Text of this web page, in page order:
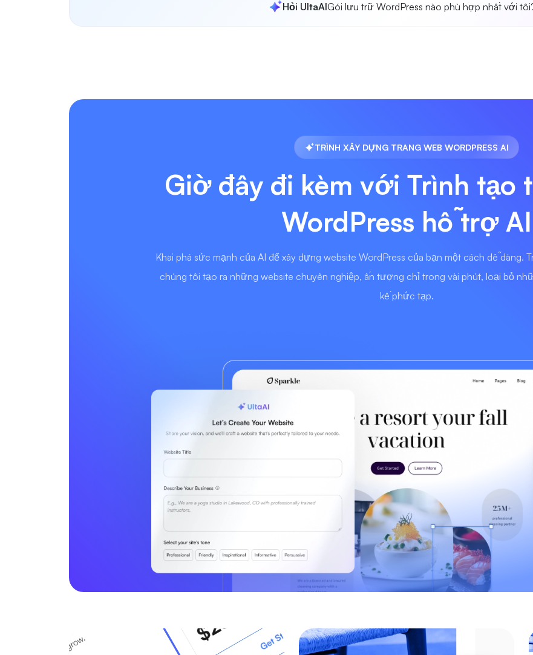
Hỏi UltaAIGói lưu trữ WordPress nào phù hợp nhất với
TRÌNH XÂY DỰNG TRANG WEB WORDPRESS AI
Giờ đây đi kèm với Trình tạo
WordPress hỗ trợ AI
Khai phá sức mạnh của AI để xây dựng website WordPress của bạn một cách dễ dàng.
chúng tôi tạo ra những website chuyên nghiệp, ấn tượng chỉ trong vài phút, loại bỏ
kế phức tạp.